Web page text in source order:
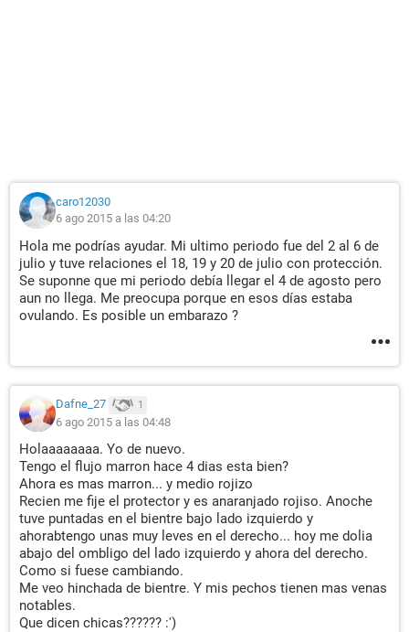
caro12030
6 ago 2015 a las 04:20
Hola me podrías ayudar. Mi ultimo periodo fue del 2 al 6 de
julio y tuve relaciones el 18, 19 y 20 de julio con protección.
Se suponne que mi periodo debía llegar el 4 de agosto pero
aun no llega. Me preocupa porque en esos días estaba
ovulando. Es posible un embarazo ?
Dafne_27 1
6 ago 2015 a las 04:48
Holaaaaaaaa. Yo de nuevo.
Tengo el flujo marron hace 4 dias esta bien?
Ahora es mas marron... y medio rojizo
Recien me fije el protector y es anaranjado rojiso. Anoche
tuve puntadas en el bientre bajo lado izquierdo y
ahorabtengo unas muy leves en el derecho... hoy me dolia
abajo del ombligo del lado izquierdo y ahora del derecho.
Como si fuese cambiando.
Me veo hinchada de bientre. Y mis pechos tienen mas venas
notables.
Que dicen chicas?????? :')